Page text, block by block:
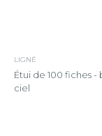
LIGNÉ
Étui de 100 fiches
ciel